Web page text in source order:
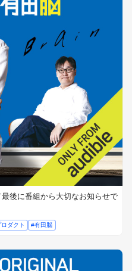
後に番組から大切なお知らせで
ダクト #有田脳